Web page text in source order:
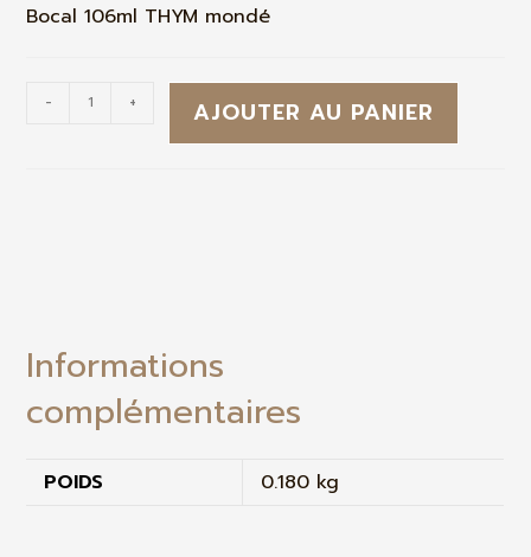
Bocal 106ml THYM mondé
- + AJOUTER AU PANIER
Informations
complémentaires
POIDS 0.180 kg